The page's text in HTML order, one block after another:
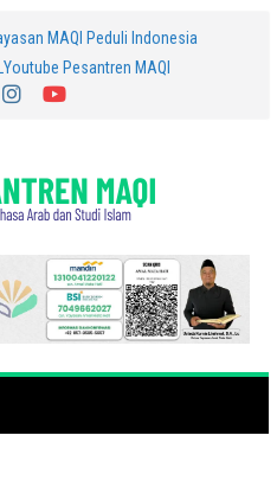
MAQI Peduli Indonesia
Youtube Pesantren MAQI